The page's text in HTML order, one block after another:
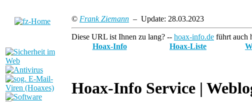
© Frank Ziemann – Update: 28.03.2023
Diese URL ist Ihnen zu lang? -- hoax-info.de führt auch
Hoax-Info
Hoax-Liste
Hoax-Info Service |